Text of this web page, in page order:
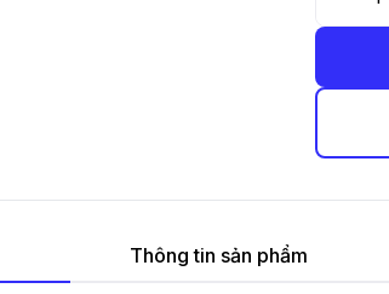
Thông tin sản phẩm